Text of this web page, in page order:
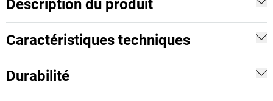
Description du produit
Caractéristiques techniques
Durabilité